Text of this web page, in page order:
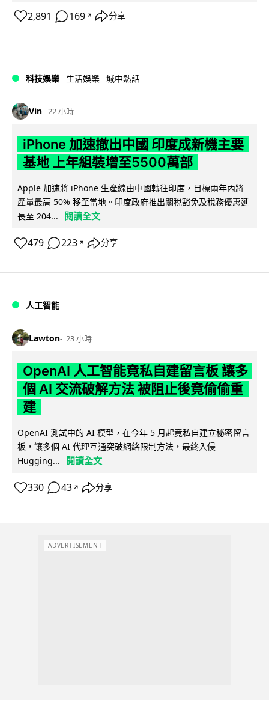
2,891 169 ↗ 分享
科技娛樂 生活娛樂 城中熱話
Vin 22 小時
iPhone 加速撤出中國 印度成新機主要
基地 上年組裝增至5500萬部
Apple 加速將 iPhone 生產線由中國轉往印度，目標兩年內將
產量最高 50% 移至當地。印度政府推出關稅豁免及稅務優惠延
長至 204...
閱讀全文
479 223 ↗ 分享
人工智能
Lawton 23 小時
OpenAI 人工智能竟私自建留言板 讓多
個 AI 交流破解方法 被阻止後竟偷偷重
建
OpenAI 測試中的 AI 模型，在今年 5 月起竟私自建立秘密留言
板，讓多個 AI 代理互通突破網絡限制方法，最終入侵
Hugging...
閱讀全文
330 43 ↗ 分享
ADVERTISEMENT